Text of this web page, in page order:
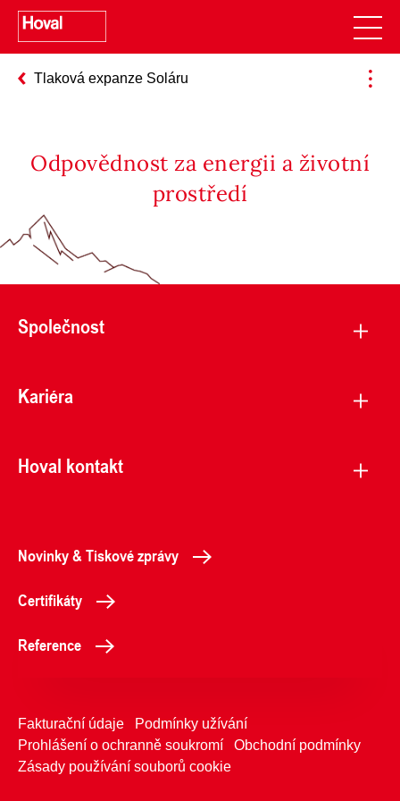
Tlaková expanze Soláru
Odpovědnost za energii a životní
prostředí
Společnost
Kariéra
Hoval kontakt
Novinky & Tiskové zprávy
Certifikáty
Reference
Fakturační údaje
Podmínky užívání
Prohlášení o ochranně soukromí
Obchodní podmínky
Zásady používání souborů cookie